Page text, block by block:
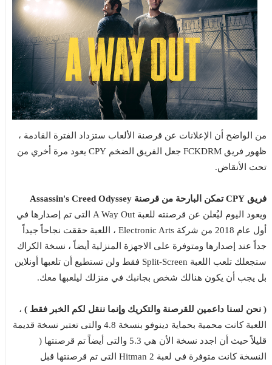
من الواضح أن الإعلانات عن قرصنة الألعاب ستزداد الفترة القادمة ،
ظهور فريق FCKDRM جعل الفريق الضخم CPY يعود مرة أخري من
تحت الأنقاض.
فريق CPY تمكن البارحة من قرصنة Assassin's Creed Odyssey
ويعود اليوم ليُعلن عن قرصنته للعبة A Way Out التى تم إصدارها في
أول عام 2018 من شركة Electronic Arts ، اللعبة حققت نجاحاً جيداً
جداً عند إصدارها ومتوفرة على الاجهزة المنزلية أيضاً ، نسخة الكراك
ستجعلك تلعب اللعبة Split-Screen فقط ولن تستطيع أن تلعبها أونلاين
بل يجب أن يكون هنالك شخص بجانبك في منزلك ليلعبها معك.
( نحن لسنا داعمين للقرصنة والتكريك وإنما ننقل لكم الخبر فقط )،
اللعبة كانت محمية بحماية دينوفو بنسخة 4.8 والتى تعتبر نسخة قديمة
قليلاً حيث أن اجدد نسخة الأن هي 5.3 والتى أيضاً تم قرصنتها (
النسخة كانت متوفرة فى لعبة Hitman 2 التى تم قرصنتها قبل